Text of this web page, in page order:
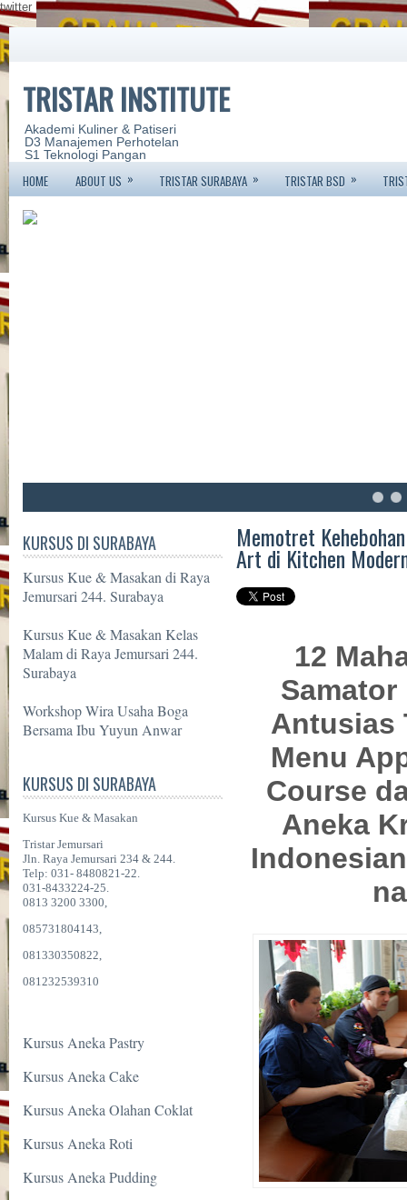
twitter
TRISTAR INSTITUTE
Akademi Kuliner & Patiseri
D3 Manajemen Perhotelan
S1 Teknologi Pangan
HOME ABOUT US » TRISTAR SURABAYA » TRISTAR BSD »
KURSUS DI SURABAYA
Kursus Kue & Masakan di Raya
Jemursari 244. Surabaya
Kursus Kue & Masakan Kelas
Malam di Raya Jemursari 244.
Surabaya
Workshop Wira Usaha Boga
Bersama Ibu Yuyun Anwar
KURSUS DI SURABAYA
Kursus Kue & Masakan
Tristar Jemursari
Jln. Raya Jemursari 234 & 244.
Telp: 031- 8480821-22.
031-8433224-25.
0813 3200 3300,
085731804143,
081330350822,
081232539310
Kursus Aneka Pastry
Kursus Aneka Cake
Kursus Aneka Olahan Coklat
Kursus Aneka Roti
Kursus Aneka Pudding
Memotret
Art di Kitchen
12
Samator
Antusias
Menu
Course
Aneka